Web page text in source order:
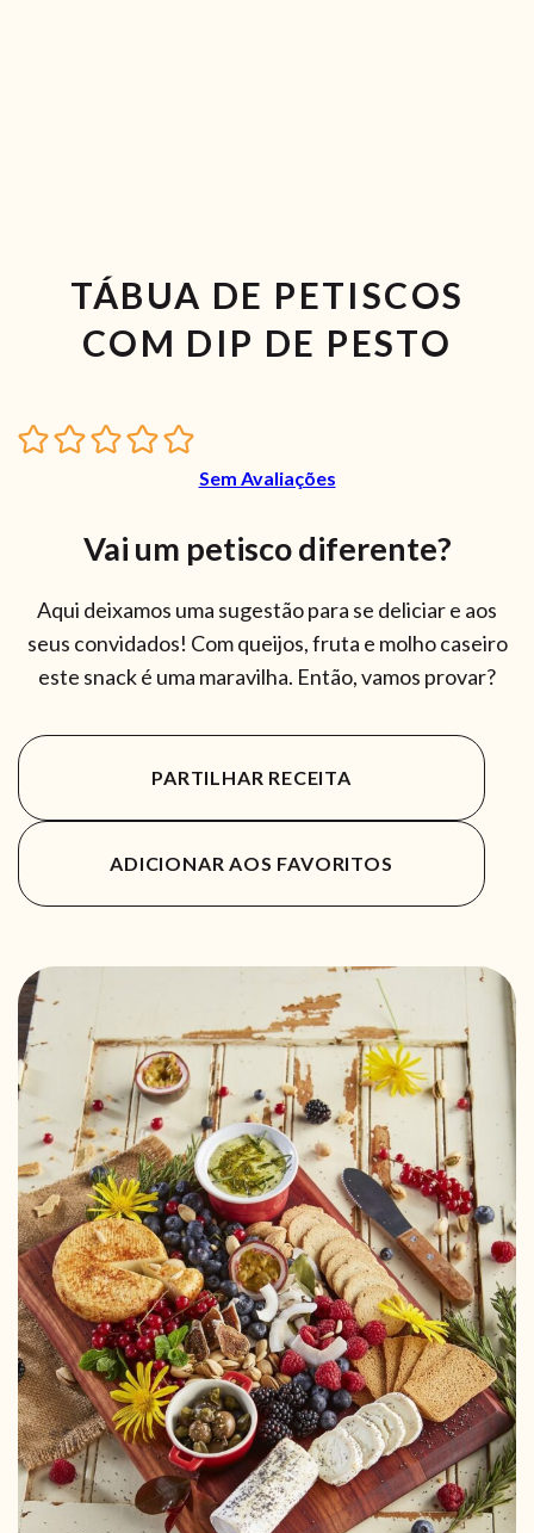
TÁBUA DE PETISCOS
COM DIP DE PESTO
Sem Avaliações
Vai um petisco diferente?
Aqui deixamos uma sugestão para se deliciar e aos
seus convidados! Com queijos, fruta e molho caseiro
este snack é uma maravilha. Então, vamos provar?
PARTILHAR RECEITA
ADICIONAR AOS FAVORITOS